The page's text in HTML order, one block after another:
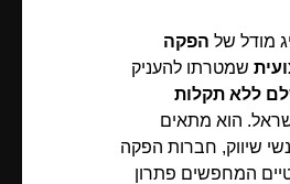
מודל של הפקה
שמטרתו להעניק
ללא תקלות
הוא מתאים
שיווק, חברות הפקה
המחפשים פתרון